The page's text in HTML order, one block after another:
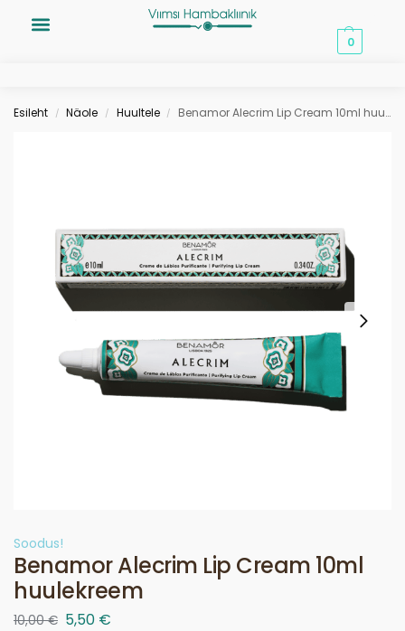
0
Esileht / Näole / Huultele / Benamor Alecrim Lip Cream 10ml huulekreem
Soodus!
Benamor Alecrim Lip Cream 10ml
huulekreem
10,00€ 5,50 €